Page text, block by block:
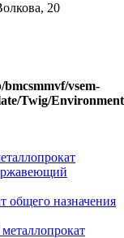
20
bmcsmmvf/vsem-
Twig/
общего назначения